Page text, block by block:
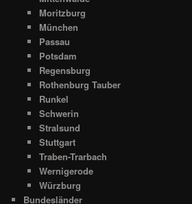
Moritzburg
München
Passau
Potsdam
Regensburg
Rothenburg Tauber
Runkel
Schwerin
Stralsund
Stuttgart
Traben-Trarbach
Wernigerode
Würzburg
Bundesländer